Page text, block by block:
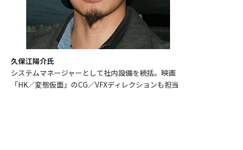
久保江陽介氏
システムマネージャーとして社内設備を統括。映画
「HK／変態仮面」のCG／VFXディレクションも担当